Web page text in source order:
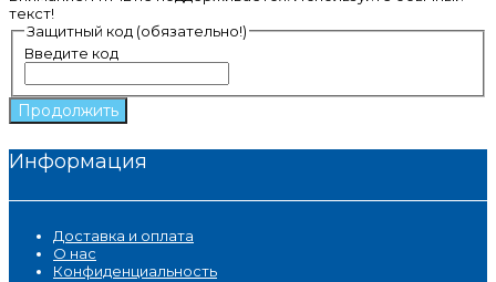
текст!
Защитный код (обязательно!)
Введите код
Продолжить
Информация
Доставка и оплата
О нас
Конфиденциальность